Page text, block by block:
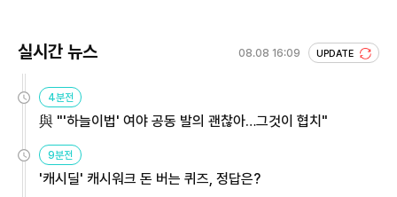
실시간 뉴스 08.08 16:09 UPDATE
4분전
與 "'하늘이법' 여야 공동 발의 괜찮아…그것이 협치"
9분전
'캐시딜' 캐시워크 돈 버는 퀴즈, 정답은?